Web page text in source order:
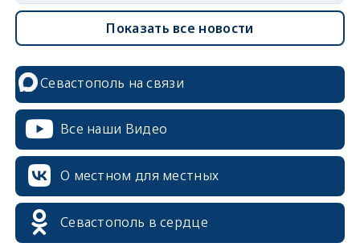
Показать все новости
Севастополь на связи
Все наши Видео
О местном для местных
Севастополь в сердце